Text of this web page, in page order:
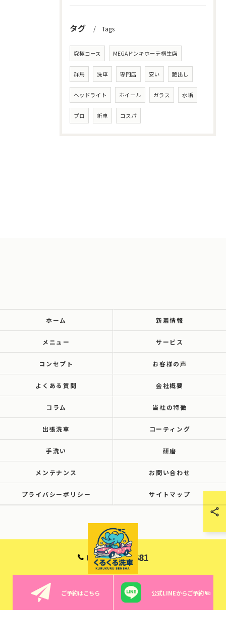
タグ Tags
究極コース MEGAドンキホーテ桐生店
群馬 洗車 専門店 安い 艶出し
ヘッドライト ホイール ガラス 水垢
プロ 新車 コスパ
090-6001-8681
ご予約はこちら 公式LINEからご予約
ホーム 新着情報
メニュー サービス
コンセプト お客様の声
よくある質問 会社概要
コラム 当社の特徴
出張洗車 コーティング
手洗い 研磨
メンテナンス お問い合わせ
プライバシーポリシー サイトマップ
© 2026 群馬で洗車ならくるくる洗車 ALL RIGHTS RESERVED.